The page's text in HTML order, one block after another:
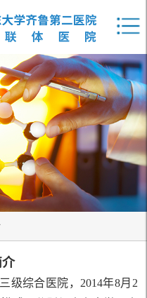
介
级综合医院， 2014年8月2